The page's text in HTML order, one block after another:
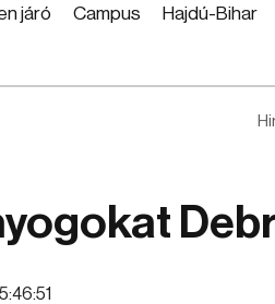
járó Campus Hajdú-Bihar